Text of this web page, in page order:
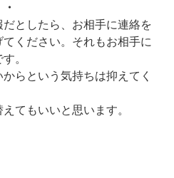
としたら、お相手に連絡を
ください。それもお相手に
。
らという気持ちは抑えてく
てもいいと思います。